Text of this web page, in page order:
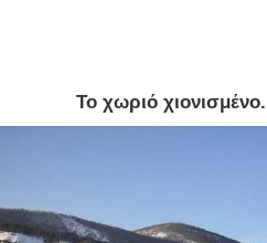
Το χωριό χιονισμένο.